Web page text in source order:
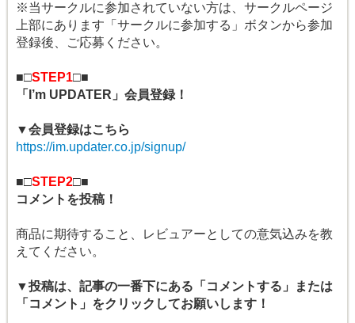
※当サークルに参加されていない方は、サークルページ
上部にあります「サークルに参加する」ボタンから参加
登録後、ご応募ください。
■□STEP1□■
「I’m UPDATER」会員登録！
▼会員登録はこちら
https://im.updater.co.jp/signup/
■□STEP2□■
コメントを投稿！
商品に期待すること、レビュアーとしての意気込みを教
えてください。
▼投稿は、記事の一番下にある「コメントする」または
「コメント」をクリックしてお願いします！